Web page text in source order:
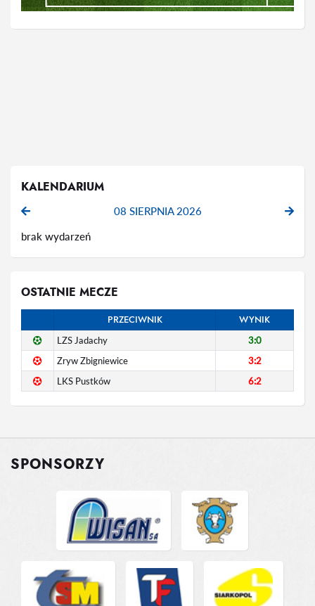
KALENDARIUM
08 SIERPNIA 2026
brak wydarzeń
OSTATNIE MECZE
PRZECIWNIK WYNIK
LZS Jadachy
3:0
Zryw Zbigniewice
3:2
LKS Pustków
6:2
SPONSORZY